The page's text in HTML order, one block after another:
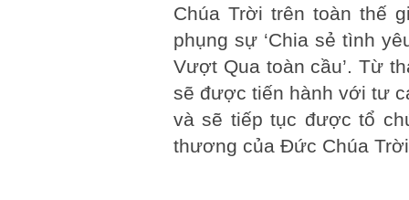
Chúa Trời trên toàn thế
phụng sự ‘Chia sẻ tình
Vượt Qua toàn cầu’. Từ
sẽ được tiến hành với tư
và sẽ tiếp tục được tổ
thương của Đức Chúa